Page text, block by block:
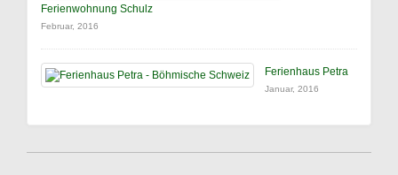
Ferienwohnung Schulz
Februar, 2016
Ferienhaus Petra
Januar, 2016